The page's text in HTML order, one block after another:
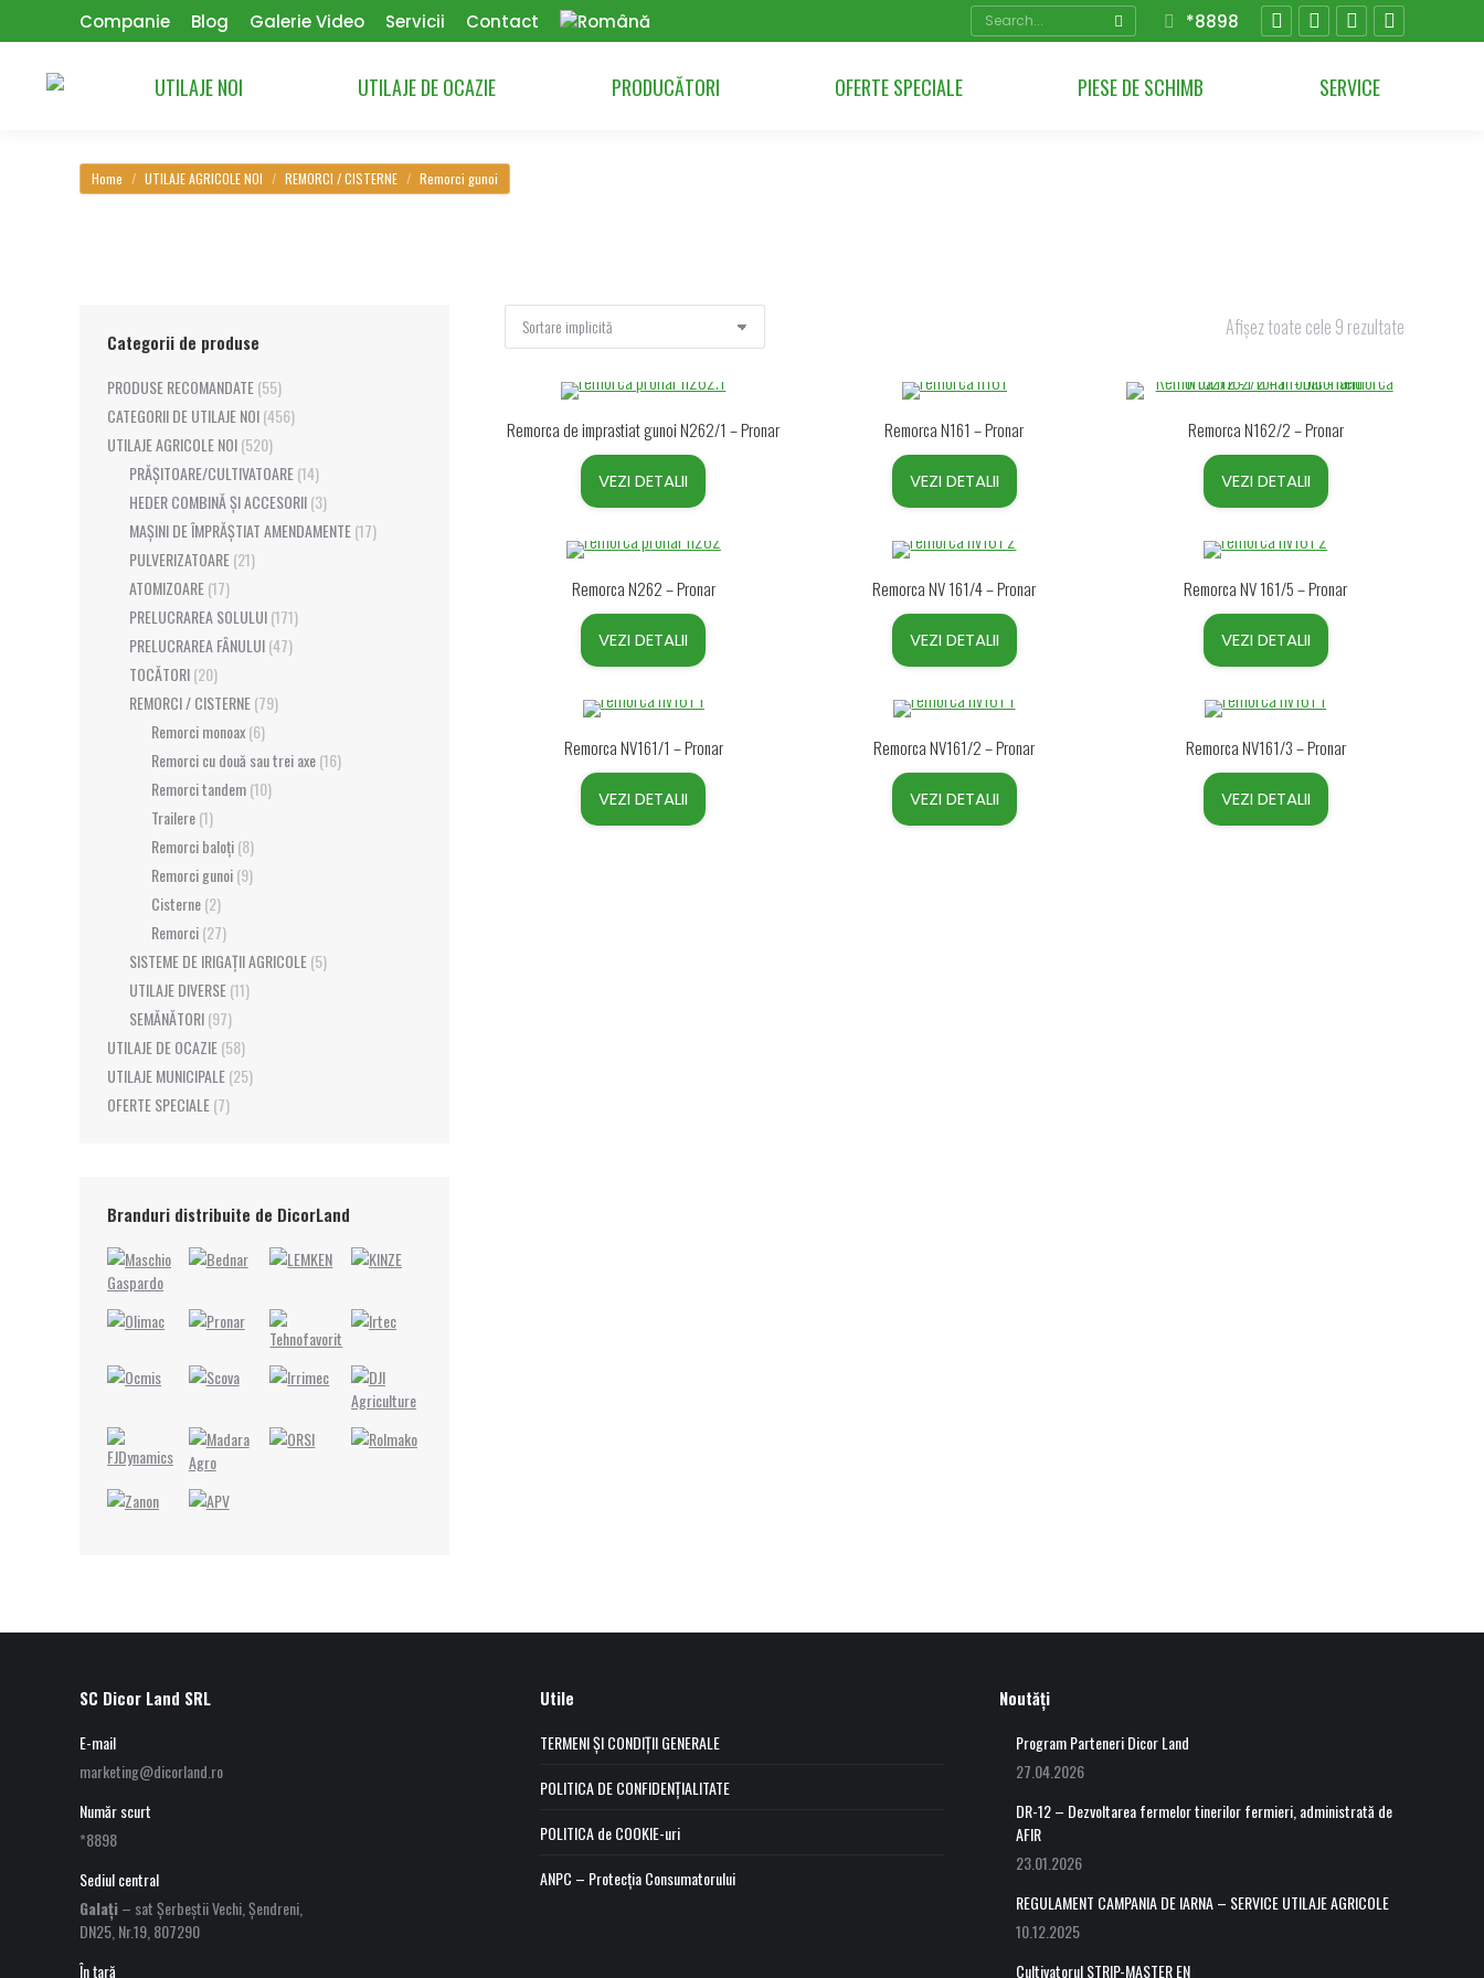
Companie Blog Galerie Video Servicii Contact Search: *8898
FacebookYouTube
opens
Instagram
opens
Linkedin
UTILAJE NOI UTILAJE DE OCAZIE PRODUCĂTORI OFERTE SPECIALE PIESE DE SCHIMB SERVICE
You are here:
Home UTILAJE AGRICOLE NOI REMORCI / CISTERNE Remorci gunoi
Afișez toate cele 9 rezultate
Remorca de imprastiat gunoi N262/1 – Pronar
VEZI DETALII
Remorca N161 – Pronar
VEZI DETALII
Remorca N162/2 – Pronar
VEZI DETALII
Remorca N262 – Pronar
VEZI DETALII
Remorca NV 161/4 – Pronar
VEZI DETALII
Remorca NV 161/5 – Pronar
VEZI DETALII
Remorca NV161/1 – Pronar
VEZI DETALII
Remorca NV161/2 – Pronar
VEZI DETALII
Remorca NV161/3 – Pronar
VEZI DETALII
Categorii de produse
PRODUSE RECOMANDATE(55)
CATEGORII DE UTILAJE NOI(456)
UTILAJE AGRICOLE NOI(520)
PRĂȘITOARE/CULTIVATOARE(14)
HEDER COMBINĂ ȘI ACCESORII(3)
MAȘINI DE ÎMPRĂȘTIAT AMENDAMENTE(17)
PULVERIZATOARE(21)
ATOMIZOARE(17)
PRELUCRAREA SOLULUI(171)
PRELUCRAREA FÂNULUI(47)
TOCĂTORI(20)
REMORCI / CISTERNE(79)
Remorci monoax(6)
Remorci cu două sau trei axe(16)
Remorci tandem(10)
Trailere(1)
Remorci baloți(8)
Remorci gunoi(9)
Cisterne(2)
Remorci(27)
SISTEME DE IRIGAȚII AGRICOLE(5)
UTILAJE DIVERSE(11)
SEMĂNĂTORI(97)
UTILAJE DE OCAZIE(58)
UTILAJE MUNICIPALE(25)
OFERTE SPECIALE(7)
Branduri distribuite de DicorLand
SC Dicor Land SRL
E-mail
marketing@dicorland.ro
Număr scurt
*8898
Sediul central
Galați– sat Șerbeștii Vechi, Șendreni,
DN25, Nr.19, 807290
În țară
Utile
TERMENI ȘI CONDIȚII GENERALE
POLITICA DE CONFIDENȚIALITATE
POLITICA de COOKIE-uri
ANPC – Protecția Consumatorului
Noutăți
Program Parteneri Dicor Land
27.04.2026
DR-12 – Dezvoltarea fermelor tinerilor fermieri, administrată de
AFIR
23.01.2026
REGULAMENT CAMPANIA DE IARNA – SERVICE UTILAJE AGRICOLE
10.12.2025
Cultivatorul STRIP-MASTER EN